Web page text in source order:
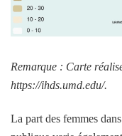
Remarque : Carte
https://ihds.umd.edu/.
La part des femmes